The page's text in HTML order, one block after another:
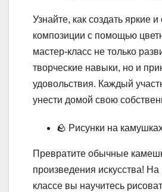
Узнайте, как создать яркие
композиции с помощью
мастер-класс не только
творческие навыки, но и
удовольствия. Каждый
унести домой свою
🪨 Рисунки на
Превратите обычные
произведения искусства!
классе вы научитесь